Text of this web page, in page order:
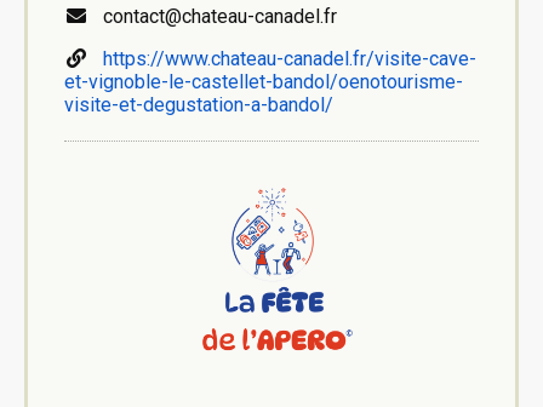
contact@chateau-canadel.fr
https://www.chateau-canadel.fr/visite-cave-
et-vignoble-le-castellet-bandol/oenotourisme-
visite-et-degustation-a-bandol/